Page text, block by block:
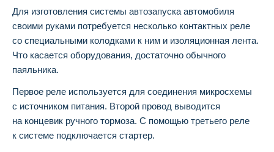
Для изготовления системы автозапуска автомобиля
своими руками потребуется несколько контактных реле
со специальными колодками к ним и изоляционная лента.
Что касается оборудования, достаточно обычного
паяльника.
Первое реле используется для соединения микросхемы
с источником питания. Второй провод выводится
на концевик ручного тормоза. С помощью третьего реле
к системе подключается стартер.